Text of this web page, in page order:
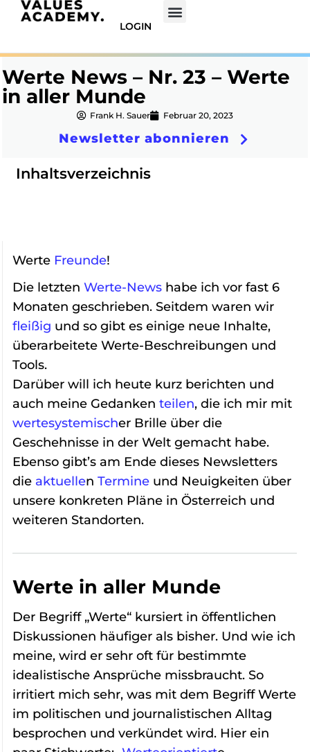
LOGIN
Werte News – Nr. 23 – Werte
in aller Munde
Frank H. Sauer Februar 20, 2023
Newsletter abonnieren
Inhaltsverzeichnis
Werte Freunde!
Die letzten Werte-News habe ich vor fast 6
Monaten geschrieben. Seitdem waren wir
fleißig und so gibt es einige neue Inhalte,
überarbeitete Werte-Beschreibungen und
Tools.
Darüber will ich heute kurz berichten und
auch meine Gedanken teilen, die ich mir mit
wertesystemischer Brille über die
Geschehnisse in der Welt gemacht habe.
Ebenso gibt’s am Ende dieses Newsletters
die aktuellen Termine und Neuigkeiten über
unsere konkreten Pläne in Österreich und
weiteren Standorten.
Werte in aller Munde
Der Begriff „Werte“ kursiert in öffentlichen
Diskussionen häufiger als bisher. Und wie ich
meine, wird er sehr oft für bestimmte
idealistische Ansprüche missbraucht. So
irritiert mich sehr, was mit dem Begriff Werte
im politischen und journalistischen Alltag
besprochen und verkündet wird. Hier ein